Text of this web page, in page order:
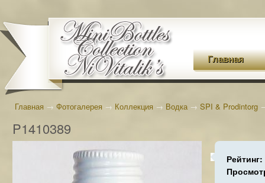
Главная
Главная → Фотогалерея → Коллекция → Водка→ SPI & Prodintorg
P1410389
Рейтинг: